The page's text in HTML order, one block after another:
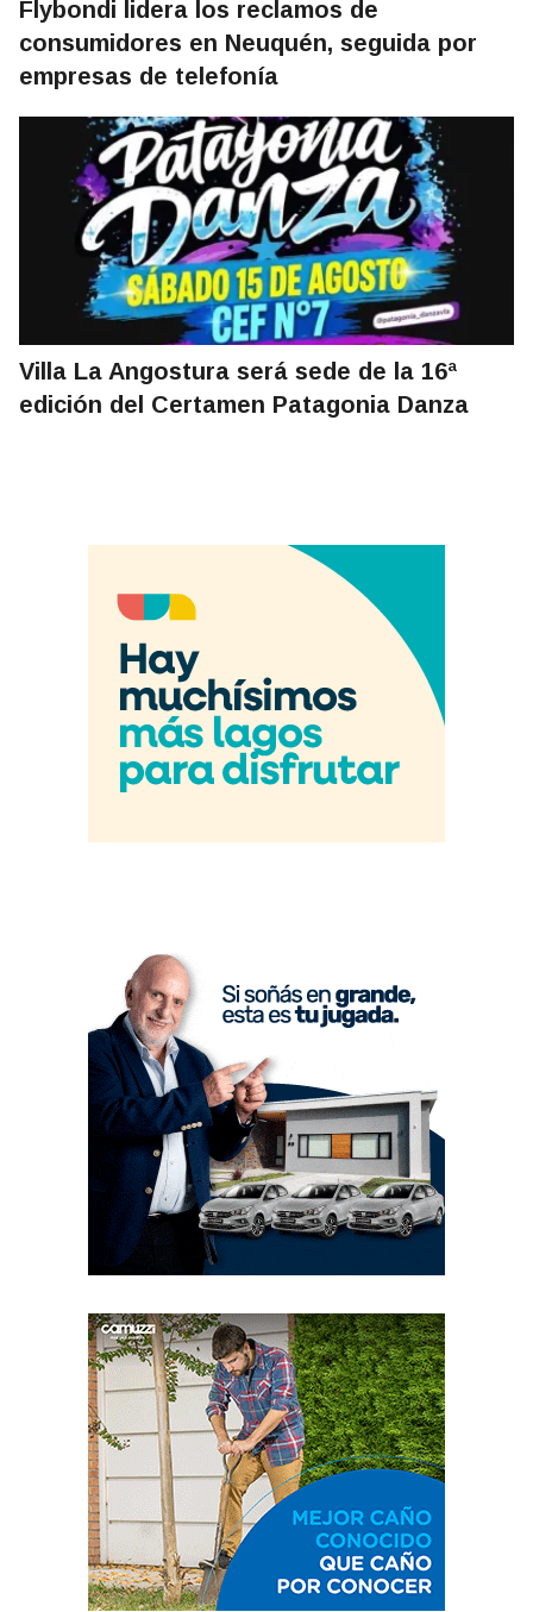
Flybondi lidera los reclamos de
consumidores en Neuquén, seguida por
empresas de telefonía
Villa La Angostura será sede de la 16ª
edición del Certamen Patagonia Danza